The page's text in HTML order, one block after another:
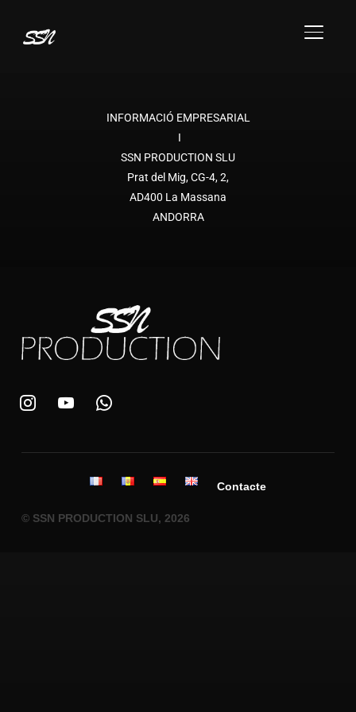
DISPONIBLE EN EL MÓN SENCER
INFORMACIÓ EMPRESARIAL
I
SSN PRODUCTION SLU
Prat del Mig, CG-4, 2,
AD400 La Massana
ANDORRA
Contacte
© SSN PRODUCTION SLU, 2026